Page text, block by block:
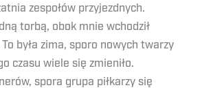
zespołów przyjezdnych.
torbą, obok mnie wchodził
była zima, sporo nowych twarzy
czasu wiele się zmieniło.
spora grupa piłkarzy się